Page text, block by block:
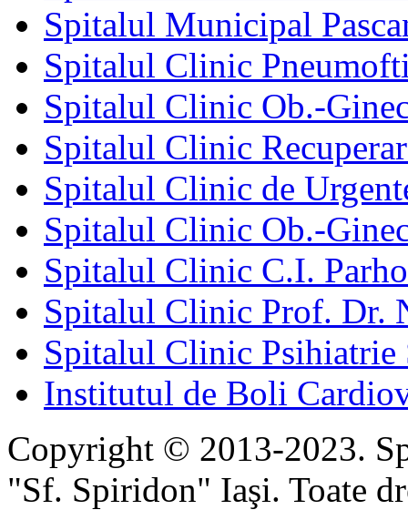
Spitalul Municipal
Spitalul Clinic
Spitalul Clinic Ob.-
Spitalul Clinic
Spitalul Clinic de
Spitalul Clinic Ob.-
Spitalul Clinic C.I.
Spitalul Clinic Prof. Dr.
Spitalul Clinic Psihiatrie
Institutul de Boli
Copyright © 2013-2023.
"Sf. Spiridon" Iaşi. Toate